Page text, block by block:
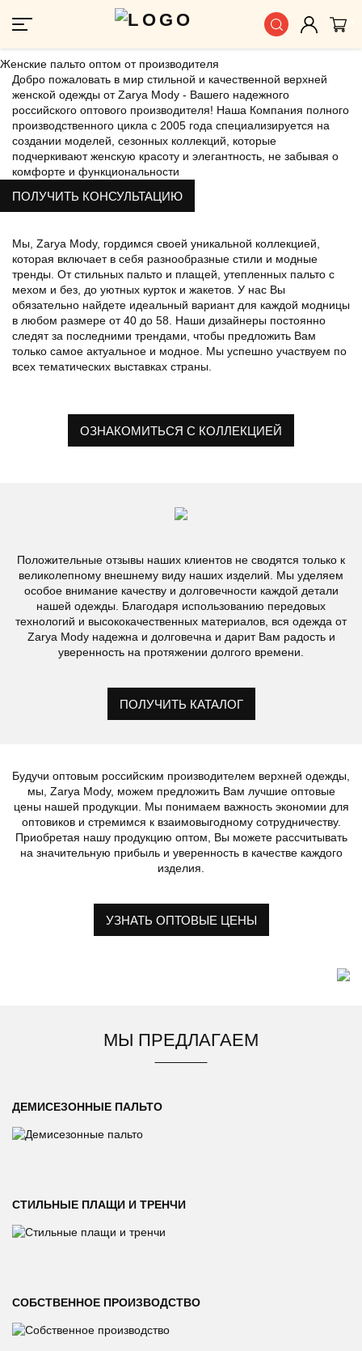
Женские пальто оптом от производителя
Добро пожаловать в мир стильной и качественной верхней
женской одежды от Zarya Mody - Вашего надежного
российского оптового производителя! Наша Компания полного
производственного цикла с 2005 года специализируется на
создании моделей, сезонных коллекций, которые
подчеркивают женскую красоту и элегантность, не забывая о
комфорте и функциональности
ПОЛУЧИТЬ КОНСУЛЬТАЦИЮ
Мы, Zarya Mody, гордимся своей уникальной коллекцией,
которая включает в себя разнообразные стили и модные
тренды. От стильных пальто и плащей, утепленных пальто с
мехом и без, до уютных курток и жакетов. У нас Вы
обязательно найдете идеальный вариант для каждой модницы
в любом размере от 40 до 58. Наши дизайнеры постоянно
следят за последними трендами, чтобы предложить Вам
только самое актуальное и модное. Мы успешно участвуем по
всех тематических выставках страны.
ОЗНАКОМИТЬСЯ С КОЛЛЕКЦИЕЙ
Положительные отзывы наших клиентов не сводятся только к
великолепному внешнему виду наших изделий. Мы уделяем
особое внимание качеству и долговечности каждой детали
нашей одежды. Благодаря использованию передовых
технологий и высококачественных материалов, вся одежда от
Zarya Mody надежна и долговечна и дарит Вам радость и
уверенность на протяжении долгого времени.
ПОЛУЧИТЬ КАТАЛОГ
Будучи оптовым российским производителем верхней одежды,
мы, Zarya Mody, можем предложить Вам лучшие оптовые
цены нашей продукции. Мы понимаем важность экономии для
оптовиков и стремимся к взаимовыгодному сотрудничеству.
Приобретая нашу продукцию оптом, Вы можете рассчитывать
на значительную прибыль и уверенность в качестве каждого
изделия.
УЗНАТЬ ОПТОВЫЕ ЦЕНЫ
МЫ ПРЕДЛАГАЕМ
ДЕМИСЕЗОННЫЕ ПАЛЬТО
СТИЛЬНЫЕ ПЛАЩИ И ТРЕНЧИ
СОБСТВЕННОЕ ПРОИЗВОДСТВО